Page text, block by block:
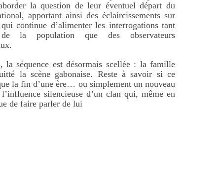
la question de leur éventuel départ du
apportant ainsi des éclaircissements sur
continue d’alimenter les interrogations tant
la population que des observateurs
la séquence est désormais scellée : la famille
la scène gabonaise. Reste à savoir si ce
la fin d’une ère… ou simplement un nouveau
silencieuse d’un clan qui, même en
de faire parler de lui